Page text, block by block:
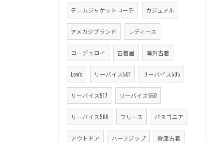
デニムジャケットコーデ カジュアル
アメカジブランド レディース
コーデュロイ 古着屋 海外古着
Levi's リーバイス501 リーバイス505
リーバイス517 リーバイス550
リーバイス560 フリース パタゴニア
アウトドア ハーフジップ 倉庫古着